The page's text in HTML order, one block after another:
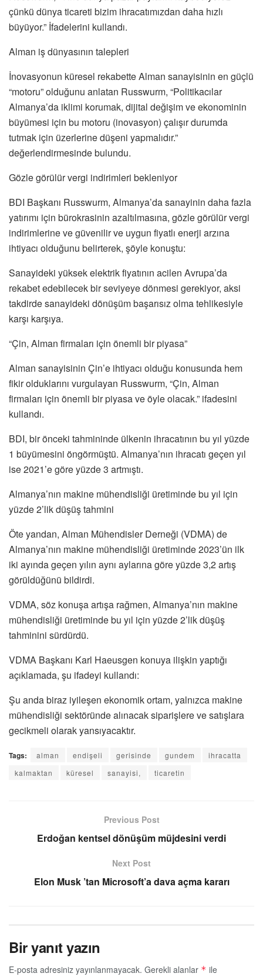
çünkü dünya ticareti bizim ihracatımızdan daha hızlı
büyüyor.” İfadelerini kullandı.
Alman iş dünyasının talepleri
İnovasyonun küresel rekabette Alman sanayisinin en güçlü
“motoru” olduğunu anlatan Russwurm, “Politikacılar
Almanya’da iklimi korumak, dijital değişim ve ekonominin
büyümesi için bu motoru (inovasyon) çalışır durumda
tutmak için üzerlerine düşeni yapmalıdır.”
değerlendirmesinde bulundu.
Gözle görülür vergi indirimleri bekleniyor
BDI Başkanı Russwurm, Almanya’da sanayinin daha fazla
yatırımı için bürokrasinin azaltılmasına, gözle görülür vergi
indirimlerine ve güvenilir ve uygun fiyatlı enerji arzına
ihtiyacı olduğunu belirterek, şöyle konuştu:
Sanayideki yüksek elektrik fiyatının acilen Avrupa’da
rekabet edebilecek bir seviyeye dönmesi gerekiyor, aksi
takdirde sanayideki dönüşüm başarısız olma tehlikesiyle
karşı karşıya.
“Çin, Alman firmaları için önemli bir piyasa”
Alman sanayisinin Çin’e ihtiyacı olduğu konusunda hem
fikir olduklarını vurgulayan Russwurm, “Çin, Alman
firmaları için önemli bir piyasa ve öyle olacak.” ifadesini
kullandı.
BDI, bir önceki tahmininde ülkenin ihracatının bu yıl yüzde
1 büyümesini öngörmüştü. Almanya’nın ihracatı geçen yıl
ise 2021’e göre yüzde 3 artmıştı.
Almanya’nın makine mühendisliği üretiminde bu yıl için
yüzde 2’lik düşüş tahmini
Öte yandan, Alman Mühendisler Derneği (VDMA) de
Almanya’nın makine mühendisliği üretiminde 2023’ün ilk
iki ayında geçen yılın aynı aylarına göre yüzde 3,2 artış
görüldüğünü bildirdi.
VDMA, söz konuşa artışa rağmen, Almanya’nın makine
mühendisliği üretiminde bu yıl için yüzde 2’lik düşüş
tahminini sürdürdü.
VDMA Başkanı Karl Haeusgen konuya ilişkin yaptığı
açıklamada, şu ifadeyi kullandı:
Şu anda biraz iyileşen ekonomik ortam, yalnızca makine
mühendisliği sektöründe alınacak siparişlere ve satışlara
gecikmeli olarak yansıyacaktır.
Tags: alman endişeli gerisinde gundem
ihracatta
kalmaktan
küresel sanayisi, ticaretin
Previous Post
Erdoğan kentsel dönüşüm müjdesini verdi
Next Post
Elon Musk ’tan Microsoft’a dava açma kararı
Bir yanıt yazın
E-posta adresiniz yayınlanmayacak. Gerekli alanlar * ile